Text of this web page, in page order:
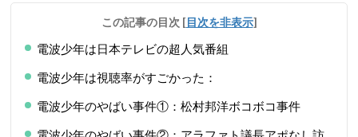
この記事の目次 [目次を非表示]
電波少年は日本テレビの超人気番組
電波少年は視聴率がすごかった：
電波少年のやばい事件①：松村邦洋ボコボコ事件